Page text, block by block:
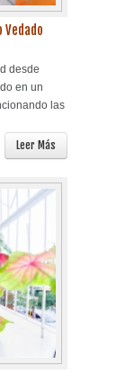
desde
en un
las
Leer Más